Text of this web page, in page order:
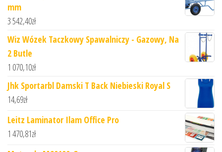
mm
3 542,40zł
Wiz Wózek Taczkowy Spawalniczy - Gazowy, Na
2 Butle
1 070,10zł
Jhk Sportarbl Damski T Back Niebieski Royal S
14,69zł
Leitz Laminator Ilam Office Pro
1 470,81zł